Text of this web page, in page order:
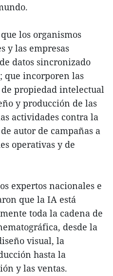
los organismos
y las empresas
datos sincronizado
que incorporen las
de propiedad intelectual
y producción de las
actividades contra la
autor de campañas a
operativas y de
expertos nacionales e
que la IA está
toda la cadena de
desde la
visual, la
hasta la
y las ventas.